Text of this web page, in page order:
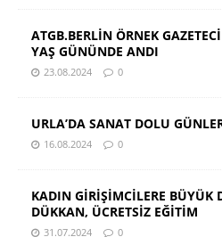
ATGB.BERLİN ÖRNEK
YAŞ GÜNÜNDE ANDI
23.08.2024 0
URLA’DA SANAT DOLU
16.08.2024 0
KADIN GİRİŞİMCİLERE BÜYÜK
DÜKKAN, ÜCRETSİZ EĞİTİM
31.07.2024 0